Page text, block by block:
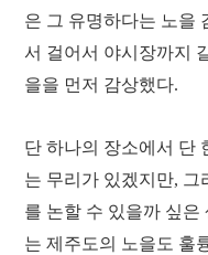
은 그 유명하다는 노을
서 걸어서 야시장까지
을을 먼저 감상했다.
단 하나의 장소에서 단
는 무리가 있겠지만, 그
를 논할 수 있을까 싶은
는 제주도의 노을도 훌